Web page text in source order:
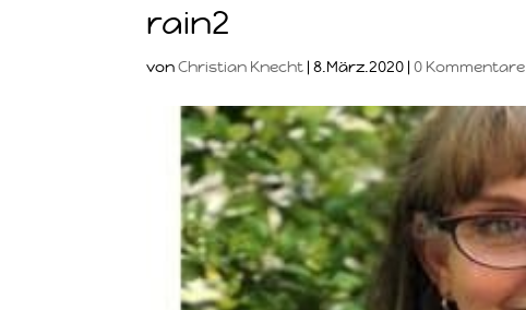
rain2
vonChristian Knecht |8.März.2020 |0 Kommentare